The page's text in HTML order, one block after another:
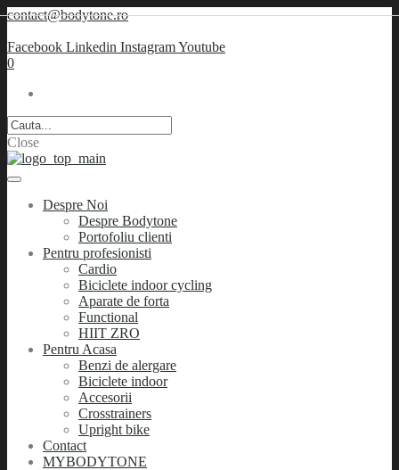
contact@bodytone.ro
Facebook Linkedin InstagramYoutube
0
Close
Despre Noi
Despre Bodytone
Portofoliu clienti
Pentru profesionisti
Cardio
Biciclete indoor cycling
Aparate de forta
Functional
HIIT ZRO
Pentru Acasa
Benzi de alergare
Biciclete indoor
Accesorii
Crosstrainers
Upright bike
Contact
MYBODYTONE